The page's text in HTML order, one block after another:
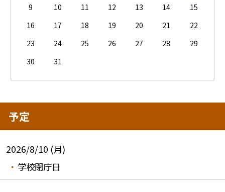
9
10 11 12 13 14
15
16
17 18 19 20 21
22
23
24 25 26 27 28
29
30
31
予定
2026/8/10 (月)
学校閉庁日